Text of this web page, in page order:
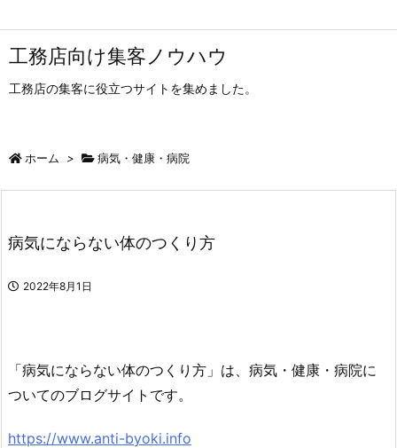
工務店向け集客ノウハウ
工務店の集客に役立つサイトを集めました。
ホーム > 病気・健康・病院
病気にならない体のつくり方
2022年8月1日
「病気にならない体のつくり方」は、病気・健康・病院に
ついてのブログサイトです。
https://www.anti-byoki.info